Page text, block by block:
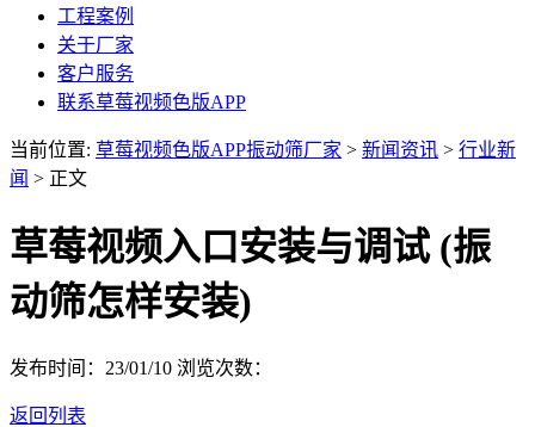
工程案例
关于厂家
客户服务
联系草莓视频色版APP
当前位置: 草莓视频色版APP振动筛厂家 > 新闻资讯 > 行业新
闻 > 正文
草莓视频入口安装与调试 (振
动筛怎样安装)
发布时间：23/01/10 浏览次数：
返回列表